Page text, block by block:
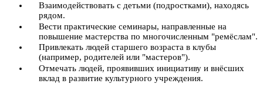
Взаимодействовать с детьми (подростками), находясь
рядом.
Вести практические семинары, направленные на
повышение мастерства по многочисленным "ремёслам".
Привлекать людей старшего возраста в клубы
(например, родителей или "мастеров").
Отмечать людей, проявивших инициативу и внёсших
вклад в развитие культурного учреждения.